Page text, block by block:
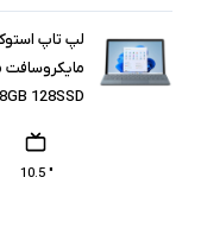
128SSD
" 10.5